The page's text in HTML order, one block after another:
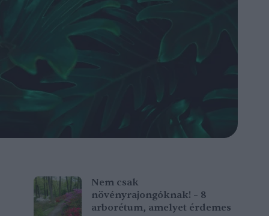
Nem csak
növényrajongóknak! – 8
arborétum, amelyet érdemes